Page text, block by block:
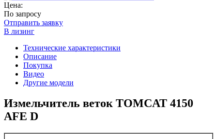
Цена:
По запросу
Отправить заявку
В лизинг
Технические характеристики
Описание
Покупка
Видео
Другие модели
Измельчитель веток TOMCAT 4150
AFE D